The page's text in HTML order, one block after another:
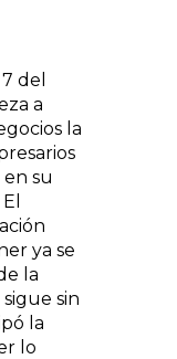
del
a
la
su
ya se
la
sin
la
lo